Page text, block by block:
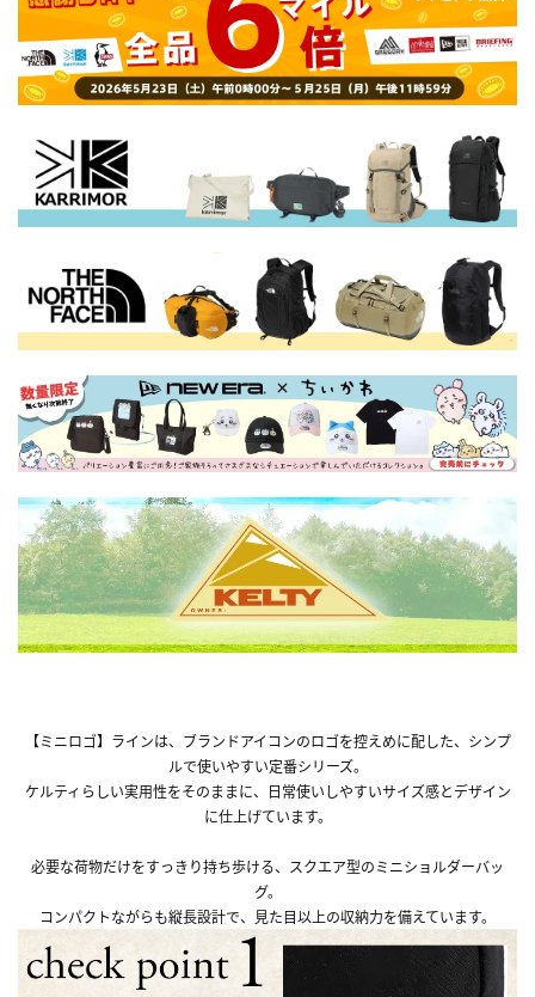
【ミニロゴ】ラインは、ブランドアイコンのロゴを控えめに配した、シンプ
ルで使いやすい定番シリーズ。
ケルティらしい実用性をそのままに、日常使いしやすいサイズ感とデザイン
に仕上げています。
必要な荷物だけをすっきり持ち歩ける、スクエア型のミニショルダーバッ
グ。
コンパクトながらも縦長設計で、見た目以上の収納力を備えています。